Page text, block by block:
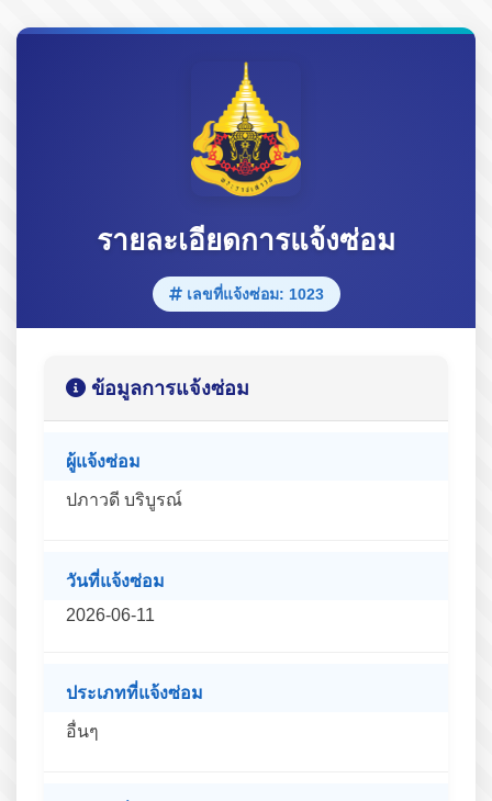
รายละเอียดการแจ้งซ่อม
เลขที่แจ้งซ่อม: 1023
ข้อมูลการแจ้งซ่อม
ผู้แจ้งซ่อม
ปภาวดี บริบูรณ์
วันที่แจ้งซ่อม
2026-06-11
ประเภทที่แจ้งซ่อม
อื่นๆ